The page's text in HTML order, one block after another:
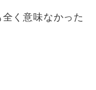
く意味なかった